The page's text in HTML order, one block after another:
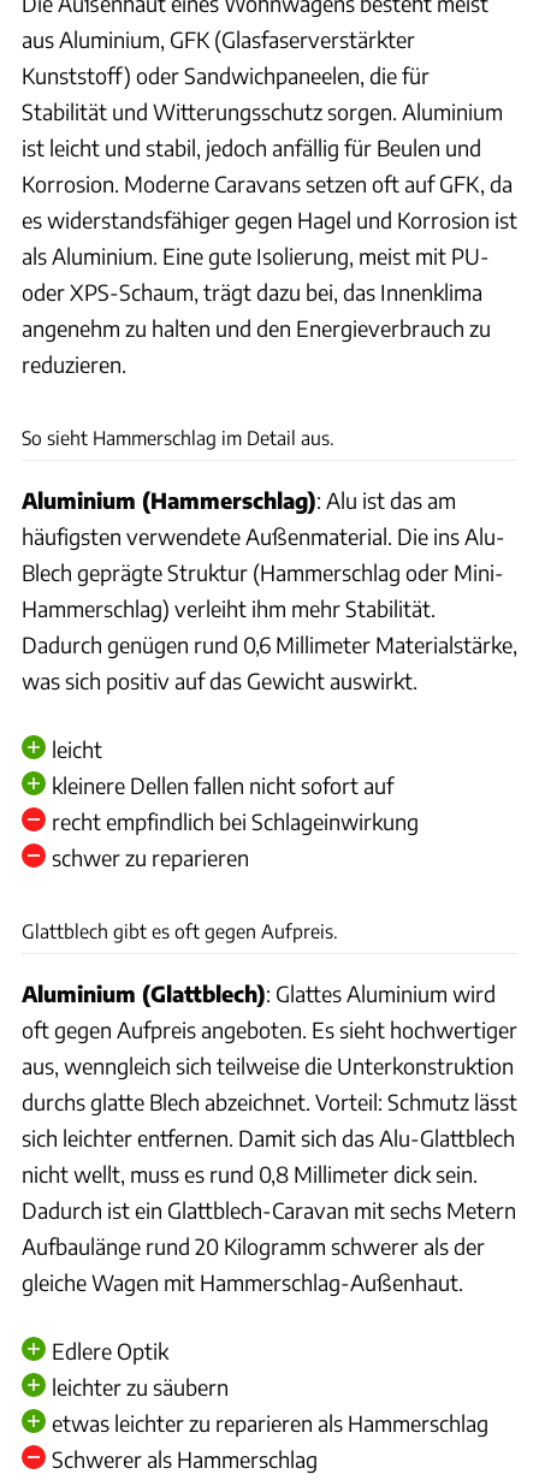
aus Aluminium, GFK (Glasfaserverstärkter
Kunststoff) oder Sandwichpaneelen, die für
Stabilität und Witterungsschutz sorgen. Aluminium
ist leicht und stabil, jedoch anfällig für Beulen und
Korrosion. Moderne Caravans setzen oft auf GFK, da
es widerstandsfähiger gegen Hagel und Korrosion ist
als Aluminium. Eine gute Isolierung, meist mit PU-
oder XPS-Schaum, trägt dazu bei, das Innenklima
angenehm zu halten und den Energieverbrauch zu
reduzieren.
So sieht Hammerschlag im Detail aus.
Aluminium (Hammerschlag): Alu ist das am
häufigsten verwendete Außenmaterial. Die ins Alu-
Blech geprägte Struktur (Hammerschlag oder Mini-
Hammerschlag) verleiht ihm mehr Stabilität.
Dadurch genügen rund 0,6 Millimeter Materialstärke,
was sich positiv auf das Gewicht auswirkt.
leicht
kleinere Dellen fallen nicht sofort auf
recht empfindlich bei Schlageinwirkung
schwer zu reparieren
Glattblech gibt es oft gegen Aufpreis.
Aluminium (Glattblech): Glattes Aluminium wird
oft gegen Aufpreis angeboten. Es sieht hochwertiger
aus, wenngleich sich teilweise die Unterkonstruktion
durchs glatte Blech abzeichnet. Vorteil: Schmutz lässt
sich leichter entfernen. Damit sich das Alu-Glattblech
nicht wellt, muss es rund 0,8 Millimeter dick sein.
Dadurch ist ein Glattblech-Caravan mit sechs Metern
Aufbaulänge rund 20 Kilogramm schwerer als der
gleiche Wagen mit Hammerschlag-Außenhaut.
Edlere Optik
leichter zu säubern
etwas leichter zu reparieren als Hammerschlag
Schwerer als Hammerschlag